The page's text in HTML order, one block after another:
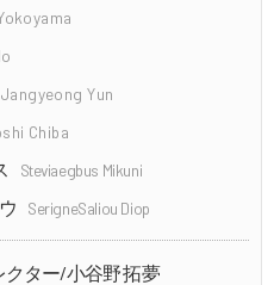
Jangyeong Yun
Chiba
Steviaegbus Mikuni
SerigneSaliou Diop
ター/小谷野 拓夢